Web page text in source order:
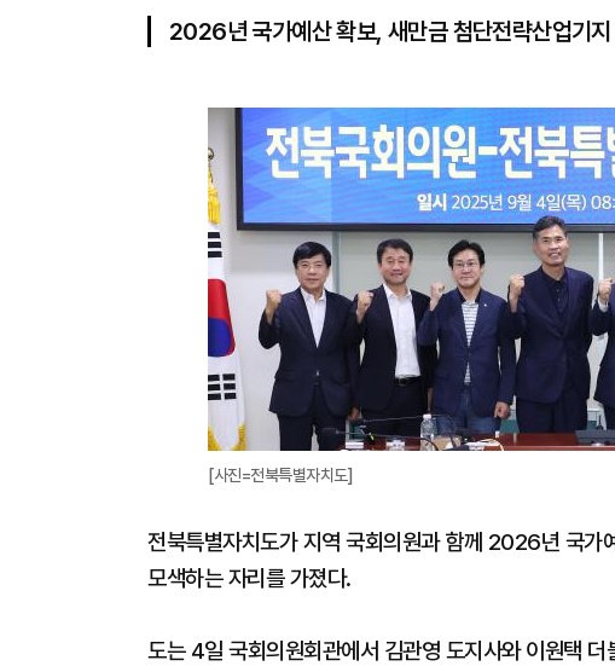
2026년 국가예산 확보, 새만금 첨단전략산업기지
[사진=전북특별자치도]
전북특별자치도가 지역 국회의원과 함께 2026년 국가
모색하는 자리를 가졌다.
도는 4일 국회의원회관에서 김관영 도지사와 이원택